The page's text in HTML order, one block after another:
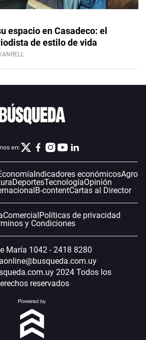
espacio en Casadeco: el
de estilo de vida
en:
Indicadores económicosAgro
DeportesTecnologíaOpinión
B-contentCartas al Director
ComercialPolíticas de privacidad
y Condiciones
María 1042 - 2418 8280
2024 Todos los
reservados